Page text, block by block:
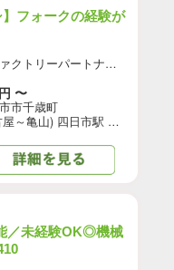
】フォークの経験が
パーソルファクトリーパートナーズ株式会社
〜
市千歳町
関西線(名古屋～亀山) 四日市駅 ・JR「四日市」から徒歩23分 ★自転車、バイク、マイカー通勤OK
／未経験OK◎機械